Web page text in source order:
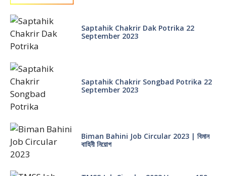
Saptahik Chakrir Dak Potrika 22
‍September 2023
Saptahik Chakrir Songbad Potrika 22
September 2023
Biman Bahini Job Circular 2023 | বিমান
বাহিনী নিয়োগ